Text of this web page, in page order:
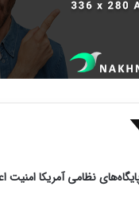
نظامی آمریکا امنیت